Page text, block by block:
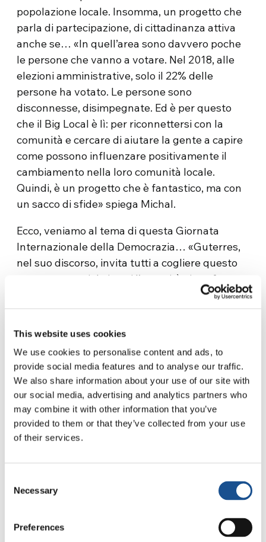
This website uses cookies
We use cookies to personalise content and ads, to
provide social media features and to analyse our traffic.
We also share information about your use of our site with
our social media, advertising and analytics partners who
may combine it with other information that you’ve
provided to them or that they’ve collected from your use
of their services.
Selection
Necessary
Preferences
popolazione locale. Insomma, un progetto che
parla di partecipazione, di cittadinanza attiva
anche se… «In quell’area sono davvero poche
le persone che vanno a votare. Nel 2018, alle
elezioni amministrative, solo il 22% delle
persone ha votato. Le persone sono
disconnesse, disimpegnate. Ed è per questo
che il Big Local è lì: per riconnettersi con la
comunità e cercare di aiutare la gente a capire
come possono influenzare positivamente il
cambiamento nella loro comunità locale.
Quindi, è un progetto che è fantastico, ma con
un sacco di sfide» spiega Michal.
Ecco, veniamo al tema di questa Giornata
Internazionale della Democrazia… «Guterres,
nel suo discorso, invita tutti a cogliere questo
momento cruciale in cui l’umanità si confronta
con la pandemia “per costruire un mondo più
dei diritti umani”… ma secondo te, è questo che
direzione?» gli chiedo.
«Mi sembra che la pandemia, e le varie sfide, ci
costringano a lavorare insieme in modo più
produttivo. Sono coinvolto in vari incontri, con
diverse agenzie che cercano di affrontare
è un altro grande problema. Anche l’aumento
delle competenze, e il supporto alle persone
grande sfida. Ci sono diverse iniziative in atto in